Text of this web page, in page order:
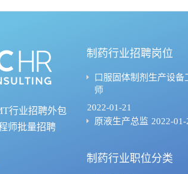
行业招聘外包
师批量招聘
制药行业招聘岗位
口服固体制剂生产设备
师
2022-01-21
原液生产总监 2022-01-
制药行业职位分类